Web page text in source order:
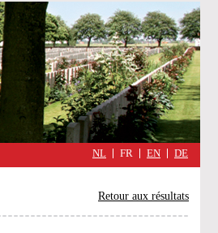
d'une
NL FR EN DE
Retour aux résultats